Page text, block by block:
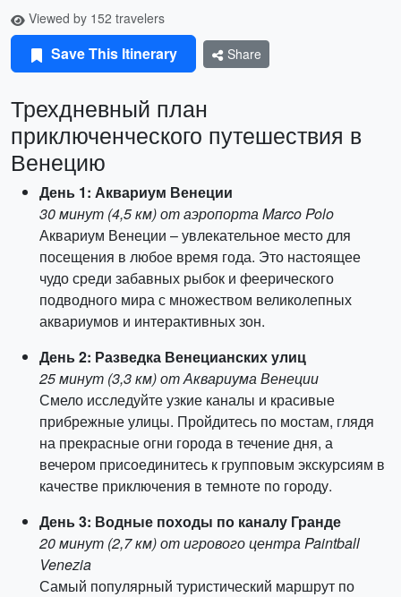
Viewed by 152 travelers
Save This Itinerary Share
Трехдневный план
приключенческого путешествия в
Венецию
День 1: Аквариум Венеции
30 минут (4,5 км) от аэропорта Marco Polo
Аквариум Венеции – увлекательное место для
посещения в любое время года. Это настоящее
чудо среди забавных рыбок и феерического
подводного мира с множеством великолепных
аквариумов и интерактивных зон.
День 2: Разведка Венецианских улиц
25 минут (3,3 км) от Аквариума Венеции
Смело исследуйте узкие каналы и красивые
прибрежные улицы. Пройдитесь по мостам, глядя
на прекрасные огни города в течение дня, а
вечером присоединитесь к групповым экскурсиям в
качестве приключения в темноте по городу.
День 3: Водные походы по каналу Гранде
20 минут (2,7 км) от игрового центра Paintball
Venezia
Самый популярный туристический маршрут по